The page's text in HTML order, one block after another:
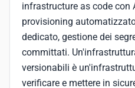
infrastructure as code con
provisioning
dedicato, gestione dei
committati.
versionabili è
verificare e mettere in